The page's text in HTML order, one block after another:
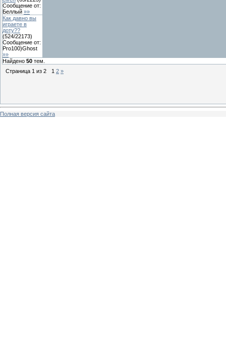
Сообщение от:
Беллый »»
Как давно вы
играете в
доту??
(524/22173)
Сообщение от:
Pro100)Ghost
»»
Найдено 50 тем.
Страница 1 из 2 1 2 »
Полная версия сайта